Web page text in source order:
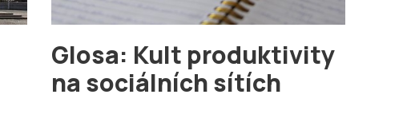
Glosa: Kult produktivity
na sociálních sítích